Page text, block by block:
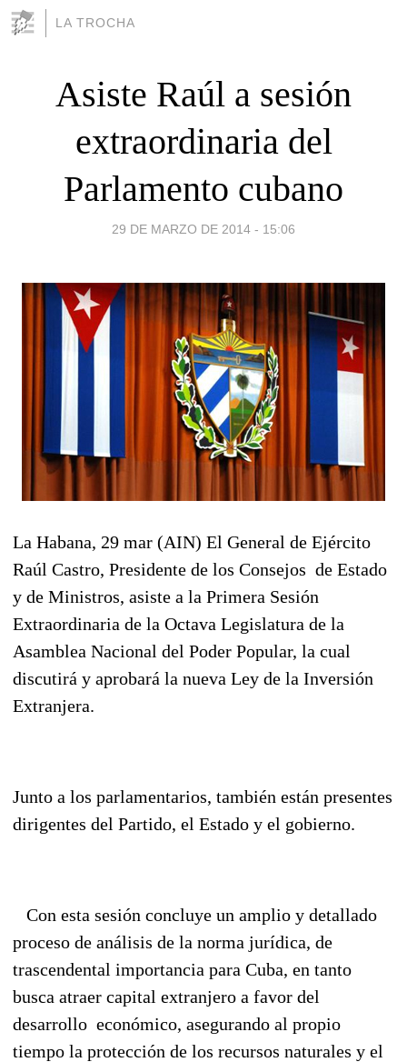
LA TROCHA
Asiste Raúl a sesión
extraordinaria del
Parlamento cubano
29 DE MARZO DE 2014 - 15:06
La Habana, 29 mar (AIN) El General de Ejército
Raúl Castro, Presidente de los Consejos de Estado
y de Ministros, asiste a la Primera Sesión
Extraordinaria de la Octava Legislatura de la
Asamblea Nacional del Poder Popular, la cual
discutirá y aprobará la nueva Ley de la Inversión
Extranjera.
Junto a los parlamentarios, también están presentes
dirigentes del Partido, el Estado y el gobierno.
Con esta sesión concluye un amplio y detallado
proceso de análisis de la norma jurídica, de
trascendental importancia para Cuba, en tanto
busca atraer capital extranjero a favor del
desarrollo económico, asegurando al propio
tiempo la protección de los recursos naturales y el